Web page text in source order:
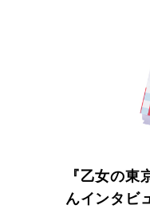
『乙女の東
んインタビ